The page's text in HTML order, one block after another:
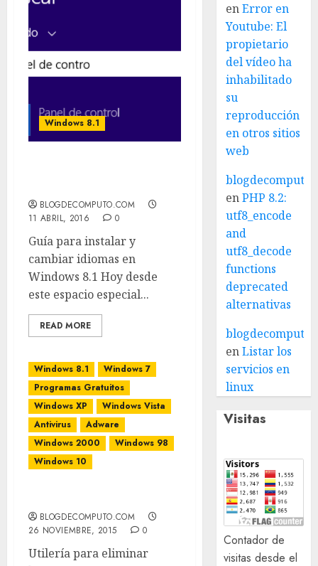
Windows 8.1
BLOGDECOMPUTO.COM
11 ABRIL, 2016
0
Guía para instalar y
cambiar idiomas en
Windows 8.1 Hoy desde
este espacio especial...
READ MORE
Windows 8.1
Windows 7
Programas Gratuitos
Windows XP
Windows Vista
Antivirus
Adware
Windows 2000
Windows 98
Windows 10
BLOGDECOMPUTO.COM
26 NOVIEMBRE, 2015
0
Utilería para eliminar
enError en
Youtube: El
propietario
del vídeo ha
inhabilitado
su
reproducción
en otros sitios
web
enPHP 8.2:
utf8_encode
and
utf8_decode
functions
deprecated
alternativas
enListar los
servicios en
linux
Visitas
Contador de
visitas desde el